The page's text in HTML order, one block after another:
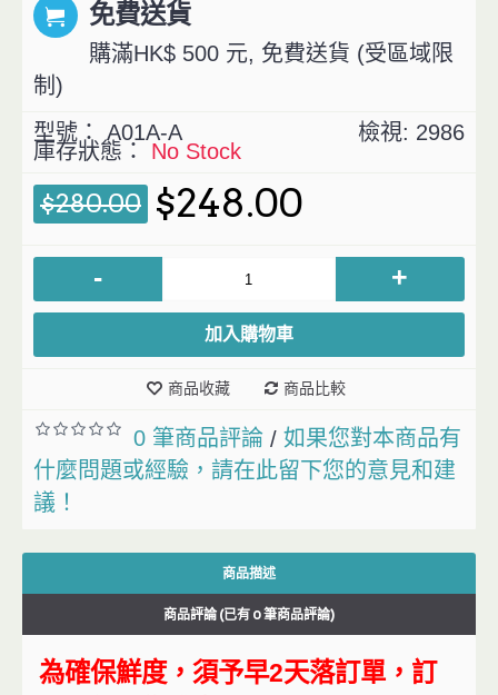
免費送貨
購滿HK$ 500 元, 免費送貨 (受區域限
制)
檢視: 2986
型號： A01A-A
庫存狀態： No Stock
$280.00 $248.00
- +
加入購物車
商品收藏 商品比較
0 筆商品評論 / 如果您對本商品有
什麼問題或經驗，請在此留下您的意見和建
議！
商品描述
商品評論 (已有 0 筆商品評論)
為確保鮮度，須予早2天落訂單，訂